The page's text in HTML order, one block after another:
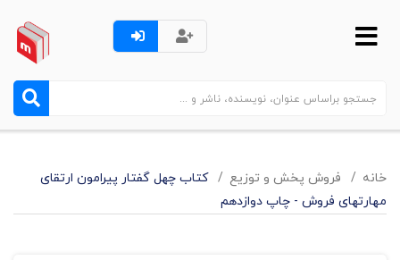
خانه فروش پخش و توزيع
کتاب چهل گفتار پیرامون ارتقای
مهارتهای فروش - چاپ دوازدهم